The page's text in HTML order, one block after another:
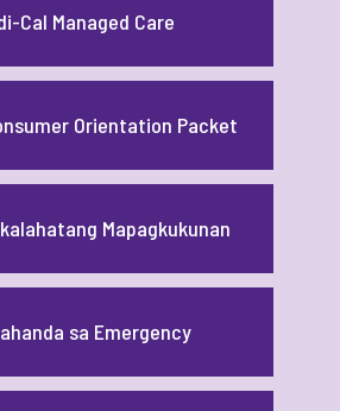
Cal Managed Care
Orientation Packet
Mapagkukunan
sa Emergency